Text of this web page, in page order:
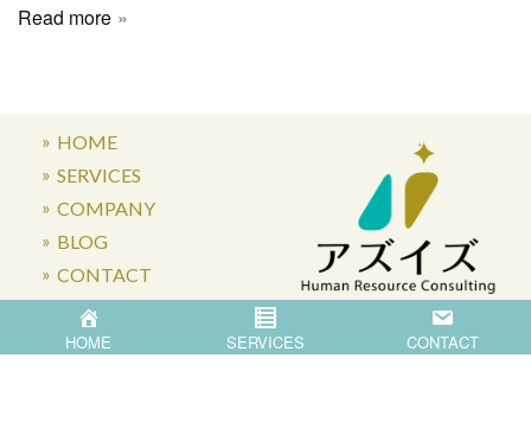
Read more
HOME
SERVICES
COMPANY
BLOG
CONTACT
〒871-0007 大分県中津市蛎瀬770
HOME SERVICES CONTACT